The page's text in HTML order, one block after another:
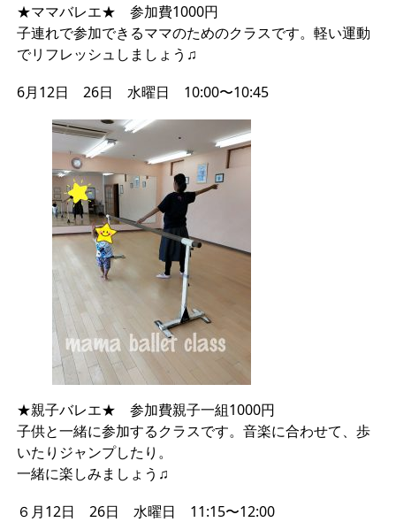
★ママバレエ★ 参加費1000円
子連れで参加できるママのためのクラスです。軽い運動
でリフレッシュしましょう♫
6月12日 26日 水曜日 10:00〜10:45
★親子バレエ★ 参加費親子一組1000円
子供と一緒に参加するクラスです。音楽に合わせて、歩
いたりジャンプしたり。
一緒に楽しみましょう♫
６月12日 26日 水曜日 11:15〜12:00